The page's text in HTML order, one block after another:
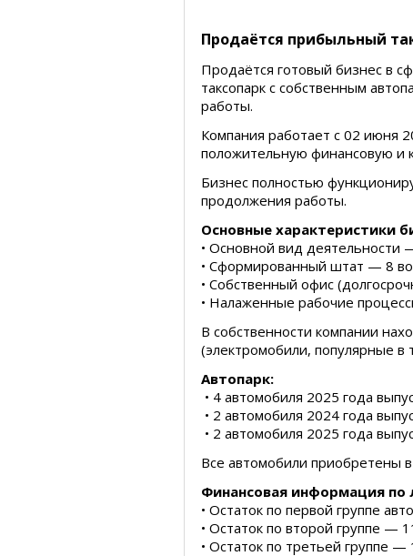
Продаётся прибыльный
Продаётся готовый бизнес в
таксопарк с собственным
работы.
Компания работает с 02 июня
положительную финансовую и
Бизнес полностью
продолжения работы.
Основные характеристики
• Основной вид деятельности
• Сформированный штат — 8
• Собственный офис
• Налаженные рабочие
В собственности компании
(электромобили, популярные в
Автопарк:
• 4 автомобиля 2025 года
• 2 автомобиля 2024 года
• 2 автомобиля 2025 года
Все автомобили приобретены
Финансовая информация по
• Остаток по первой группе
• Остаток по второй группе —
• Остаток по третьей группе